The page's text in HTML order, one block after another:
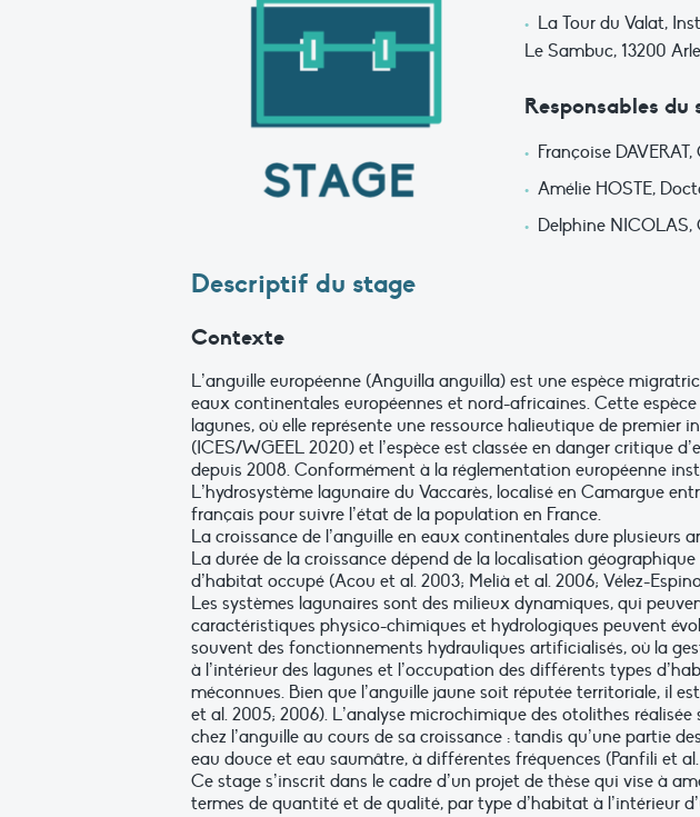
La Tour du Valat,
Le Sambuc, 13200
Responsables du
Françoise
Amélie HOSTE,
Delphine NICOLAS,
Descriptif du stage
Contexte
L’anguille européenne (Anguilla anguilla) est une espèce
eaux continentales européennes et nord-africaines. Cette
lagunes, où elle représente une ressource halieutique de premier
(ICES/WGEEL 2020) et l’espèce est classée en danger critique
depuis 2008. Conformément à la réglementation européenne
L’hydrosystème lagunaire du Vaccarès, localisé en Camargue
français pour suivre l’état de la population en France.
La croissance de l’anguille en eaux continentales dure plusieurs
La durée de la croissance dépend de la localisation
d’habitat occupé (Acou et al. 2003; Melià et al. 2006; Vélez-
Les systèmes lagunaires sont des milieux dynamiques, qui
caractéristiques physico-chimiques et hydrologiques peuvent
souvent des fonctionnements hydrauliques artificialisés, où la
à l’intérieur des lagunes et l’occupation des différents types
méconnues. Bien que l’anguille jaune soit réputée territoriale, il
et al. 2005; 2006). L’analyse microchimique des otolithes
chez l’anguille au cours de sa croissance : tandis qu’une partie
eau douce et eau saumâtre, à différentes fréquences (Panfili et al.
Ce stage s’inscrit dans le cadre d’un projet de thèse qui vise à
termes de quantité et de qualité, par type d’habitat à l’intérieur